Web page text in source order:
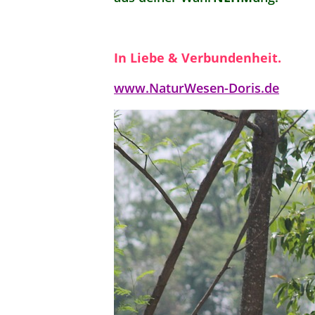
In Liebe & Verbundenheit.
www.NaturWesen-Doris.de